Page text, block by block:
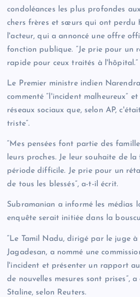
condoléances les plus profondes
chers frères et sœurs qui ont perdu
l'acteur, qui a annoncé une offre
fonction publique. “Je prie pour un
rapide pour ceux traités à l'hôpital.”
Le Premier ministre indien
commenté “l'incident malheureux”
réseaux sociaux que, selon AP,
triste”.
“Mes pensées font partie des
leurs proches. Je leur souhaite de
période difficile. Je prie pour un
de tous les blessés”, a-t-il écrit.
Subramanian a informé les médias
enquête serait initiée dans la
“Le Tamil Nadu, dirigé par le juge
Jagadesan, a nommé une
l'incident et présenter un rapport
de nouvelles mesures sont prises”,
Staline, selon Reuters.